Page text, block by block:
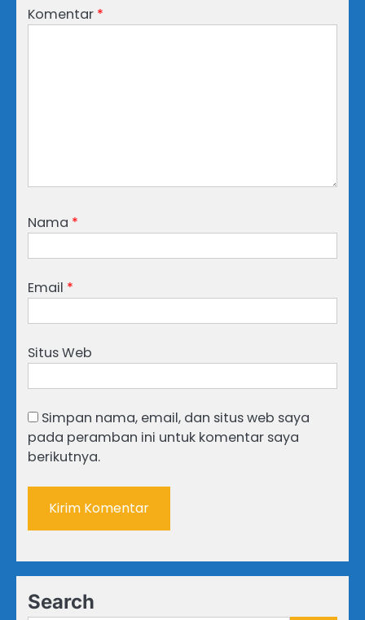
Komentar *
Nama *
Email *
Situs Web
Simpan nama, email, dan situs web saya
pada peramban ini untuk komentar saya
berikutnya.
Search